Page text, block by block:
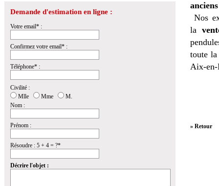
Demande d'estimation en ligne :
Votre email* :
Confirmez votre email* :
Téléphone* :
Civilité :
Mlle
Mme
M.
Nom :
Prénom :
Résoudre : 5 + 4 = ?*
Décrire l'objet :
Nos
la
toute
Aix-en-
» Retour